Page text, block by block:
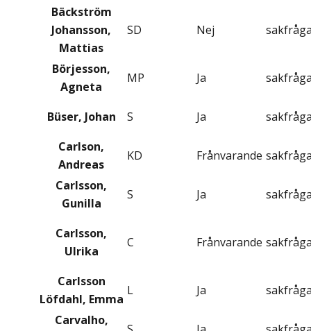
Bäckström
Johansson,
Mattias
SD Nej
Börjesson,
Agneta
MP Ja
Büser, Johan S Ja
Carlson,
Andreas
KD Frånvarande
Carlsson,
Gunilla
S Ja
Carlsson,
Ulrika
C Frånvarande
Carlsson
Löfdahl, Emma
L Ja
Carvalho,